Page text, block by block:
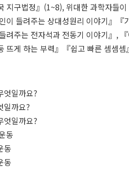
지구법정』(1~8), 위대한 과학자들
이 들려주는 상대성원리 이야기』
려주는 전자석과 전동기 이야기』,
뜨게 하는 부력』『쉽고 빠른 셈셈
엇일까요?
일까요?
엇일까요?
동
동
동